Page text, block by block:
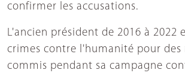
confirmer les accusations.
L'ancien président de 2016 à 2022
crimes contre l'humanité pour des
commis pendant sa campagne